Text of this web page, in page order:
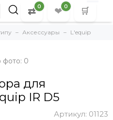
⇄ 0 ❤ 0 🛒
Аксессуары L'equip
фото: 0
для
IR D5
Артикул: 01123